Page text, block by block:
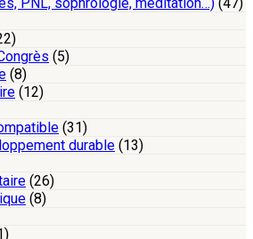
(5)
(8)
(12)
(31)
durable (13)
(26)
(8)